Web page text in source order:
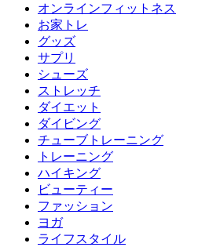
オンラインフィットネス
お家トレ
グッズ
サプリ
シューズ
ストレッチ
ダイエット
ダイビング
チューブトレーニング
トレーニング
ハイキング
ビューティー
ファッション
ヨガ
ライフスタイル